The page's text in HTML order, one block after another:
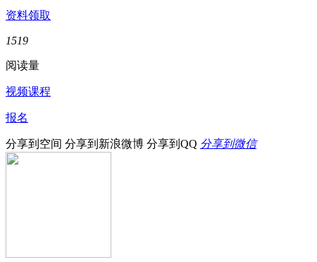
资料领取
1519
阅读量
视频课程
报名
分享到空间 分享到新浪微博 分享到QQ 分享到微信